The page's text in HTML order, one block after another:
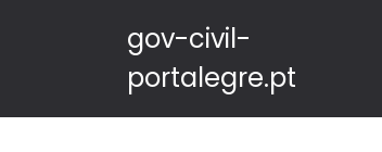
gov-civil-
portalegre.pt